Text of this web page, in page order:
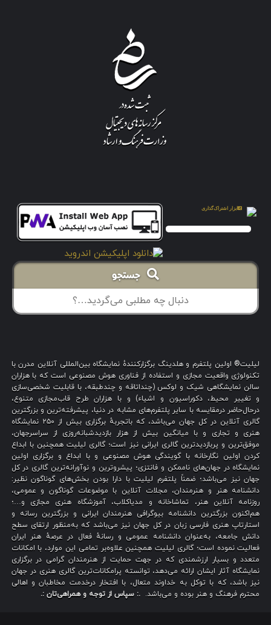
جستجو
لیلیت® اولین پلتفرم و هلدینگ برگزارکنندهٔ نمایشگاه بین‌المللی آنلاین مدرن با
تکنولوژی واقعیت مجازی و استفاده از فناوری هوش مصنوعی است که با هزاران
سالن نمایشگاهی شیک و لوکس (چنداتاقه و چندطبقه، با قابلیت شخصی‌سازی
و تغییر محیط، دکوراسیون و اشیاء) و با هزاران طرح قاب‌مجازی متنوع،
درحال‌حاضر درمقایسه با سایر پلتفرم‌های مشابه در دنیا، پیشرفته‌ترین و بزرگترین
گالری آنلاین در کل جهان می‌باشد، که باتجربهٔ برگزاری بیش از ۲۵۰ نمایشگاه
هنری و تجاری و با میانگین بیش از هزار بازدیدشبانه‌روزی از سراسرجهان،
موفق‌ترین و پربازدیدترین گالری ایرانی نیز است؛ گالری لیلیت همچنین با ابداع
کردن اولین نگارخانه با گویندگی هوش مصنوعی و با ابداع و برگزاری اولین
نمایشگاه در جهان‌های ناممکن و فانتزی؛ پیشروترین و نوآورانه‌ترین گالری در کل
جهان نیز می‌باشد؛ ضمناً پلتفرم لیلیت با دارا بودن بخش‌های گوناگون نظیر:
دانشنامه هنر و هنرمندان، مجلات آنلاین با موضوعات گوناگون و عمومی،
روزنامه آنلاین هنر، تماشاخانه و مدیاکلاب، آموزشگاه هنری مجازی و…؛
هم‌اکنون بزرگترین دانشنامه بیوگرافی هنرمندان ایرانی و بزرگترین رسانه و
استارتاپ هنری فارسی زبان در کل جهان نیز می‌باشد که به‌منظور ارتقای سطح
دانش جامعه، به‌عنوان دانشنامه عمومی و رسانهٔ فعال در عرصهٔ هنر ایران
فعالیت نموده است؛ گالری لیلیت همچنین علاوه‌بر تمامی این موارد، با امکانات
متعدد و بسیار ارزشمندی که در جهت حمایت از هنرمندان گرامی در برگزاری
نمایشگاه آثار ایشان ارائه می‌دهد، توانسته پرامکانات‌ترین گالری هنری در جهان
نیز باشد، که با توکل به خداوند متعال، با افتخار درخدمت مخاطبان و اهالی
محترم فرهنگ و هنر بوده و می‌باشد. .: سپاس از توجه و همراهی‌تان :.